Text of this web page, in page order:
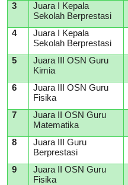
3
Juara I Kepala
Sekolah Berprestasi
4
Juara I Kepala
Sekolah Berprestasi
5
Juara III OSN Guru
Kimia
6
Juara III OSN Guru
Fisika
7
Juara II OSN Guru
Matematika
8
Juara III Guru
Berprestasi
9
Juara II OSN Guru
Fisika